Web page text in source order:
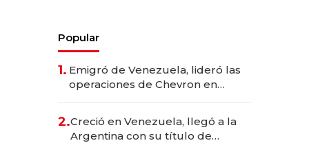
Popular
1. Emigró de Venezuela, lideró las
operaciones de Chevron en
2.Creció en Venezuela, llegó a la
Argentina con su título de